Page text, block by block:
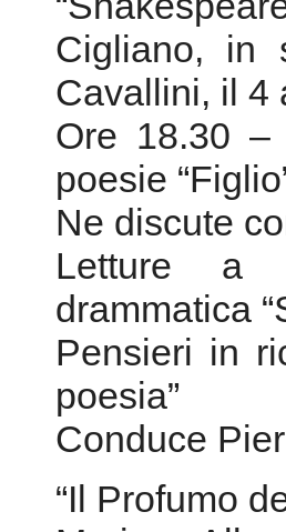
Cigliano, in
Cavallini, il 4
Ore 18.30 –
poesie
Ne discute
Letture a
drammatica
Pensieri in
poesia”
Conduce
“Il Profumo